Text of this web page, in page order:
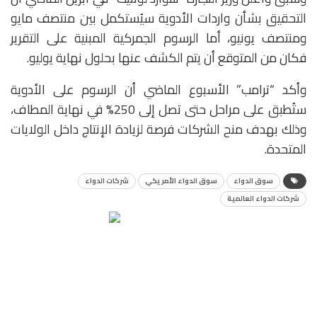
التحقيق بشأن واردات الأدوية سيُستكمل بين منتصف مايو
ومنتصف يونيو، أما الرسوم الجمركية المبنية على التقرير
فكان من المتوقع أن يتم الكشف عنها بحلول نهاية يوليو.
وأكد “ترامب” الأسبوع الماضي أن الرسوم على الأدوية
ستُطبق على مراحل حتى تصل إلى 250% في نهاية المطاف،
وذلك بهدف منح الشركات فرصة لزيادة الإنتاج داخل الولايات
المتحدة.
سوق الدواء سوق الدواء الأمريكي
شركات الدواء
شركات الدواء العالمية